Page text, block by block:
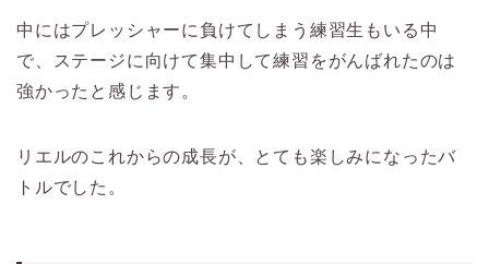
中にはプレッシャーに負けてしまう練習生もいる中
で、ステージに向けて集中して練習をがんばれたのは
強かったと感じます。
リエルのこれからの成長が、とても楽しみになったバ
トルでした。